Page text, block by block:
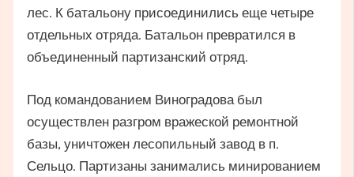
лес. К батальону присоединились еще четыре
отдельных отряда. Батальон превратился в
объединенный партизанский отряд.
Под командованием Виноградова был
осуществлен разгром вражеской ремонтной
базы, уничтожен лесопильный завод в п.
Сельцо. Партизаны занимались минированием